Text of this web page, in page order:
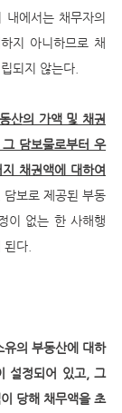
에서는 채무자의
지 아니하므로 채
되지 않는다.
산의 가액 및 채권
담보물로부터 우
채권액에 대하여
담보로 제공된 부동
이 없는 한 사해행
다.
의 부동산에 대하
설정되어 있고, 그
당해 채무액을 초